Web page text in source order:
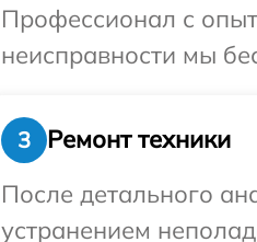
Профессионал с
неисправности мы
3
Ремонт техники
После детального
устранением